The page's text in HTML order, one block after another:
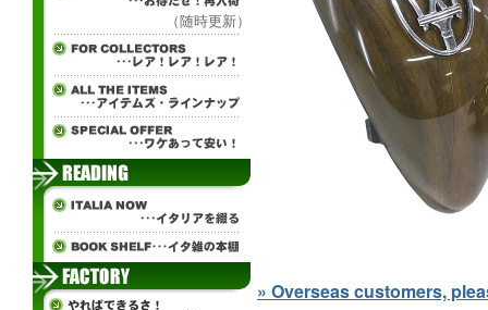
（随時更新）
» Overseas customers,